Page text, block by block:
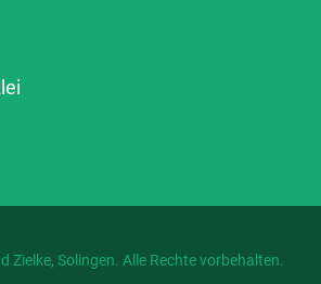
Zielke, Solingen. Alle Rechte vorbehalten.